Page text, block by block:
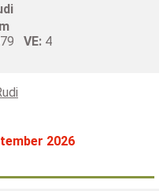
VE: 4
2026